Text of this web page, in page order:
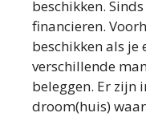
beschikken.
financieren.
beschikken als je
verschillende
beleggen. Er zijn
droom(huis)